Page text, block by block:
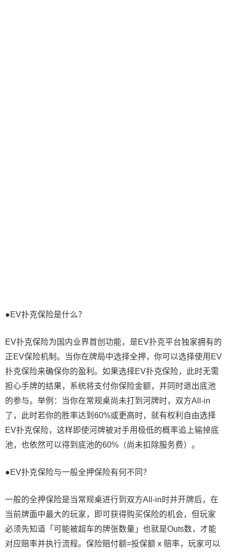
●EV扑克保险是什么？
EV扑克保险为国内业界首创功能，是EV扑克平台独家拥有的
正EV保险机制。当你在牌局中选择全押，你可以选择使用EV
扑克保险来确保你的盈利。如果选择EV扑克保险，此时无需
担心手牌的结果，系统将支付你保险金额，并同时退出底池
的参与。举例：当你在常规桌尚未打到河牌时，双方All-in
了，此时若你的胜率达到60%或更高时，就有权利自由选择
EV扑克保险，这样即使河牌被对手用极低的概率追上输掉底
池，也依然可以得到底池的60%（尚未扣除服务费）。
●EV扑克保险与一般全押保险有何不同？
一般的全押保险是当常规桌进行到双方All-in时并开牌后，在
当前牌面中最大的玩家，即可获得购买保险的机会，但玩家
必须先知道「可能被超车的牌张数量」也就是Outs数，才能
对应赔率并执行流程。保险赔付额=投保额 x 赔率，玩家可以